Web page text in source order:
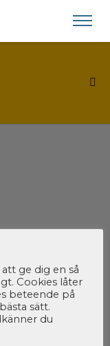
ge dig en så
Cookies låter
beteende på
sätt.
du